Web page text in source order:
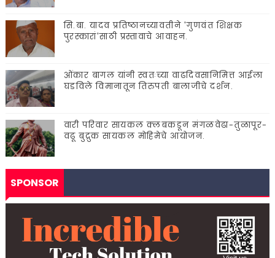
सि.बा. यादव प्रतिष्ठानच्यावतीने 'गुणवंत शिक्षक
पुरस्कारां'साठी प्रस्तावाचे आवाहन.
ओंकार बागल यांनी स्वतःच्या वाढदिवसानिमित्त आईला
घडविले विमानातून तिरुपती बालाजीचे दर्शन.
वारी परिवार सायकल क्लबकडून मंगळवेढा-तुळापूर-
वढू बुद्रुक सायकल मोहिमेचे आयोजन.
SPONSOR